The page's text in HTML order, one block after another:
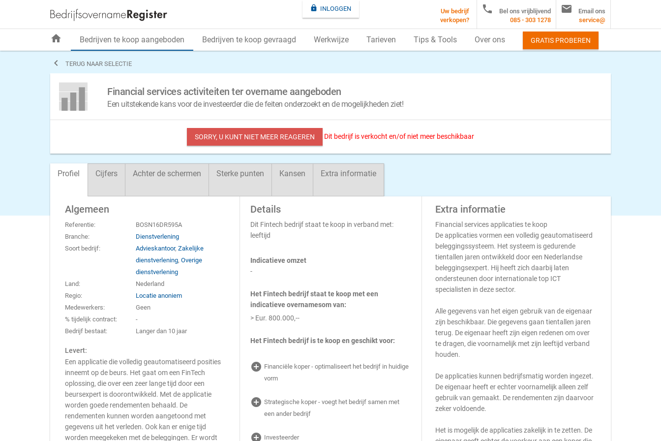
 TERUG NAAR SELECTIE
Financial services activiteiten ter overname aangeboden
Een uitstekende kans voor de investeerder die de feiten onderzoekt en de mogelijkheden ziet!
SORRY, U KUNT NIET MEER REAGEREN Dit bedrijf is verkocht en/of niet meer beschikbaar
Profiel Cijfers Achter de schermen Sterke punten Kansen Extra informatie
Algemeen
Referentie:
BOSN16DR595A
Branche:
Dienstverlening
Soort bedrijf:
Advieskantoor,Zakelijke
dienstverlening,Overige
dienstverlening
Land:
Nederland
Regio:
Locatie anoniem
Medewerkers:
Geen
% tijdelijk contract:
-
Bedrijf bestaat:
Langer dan 10 jaar
Levert:
Een applicatie die volledig geautomatiseerd posities
inneemt op de beurs. Het gaat om een FinTech
oplossing, die over een zeer lange tijd door een
beursexpert is doorontwikkeld. Met de applicatie
worden goede rendementen behaald. De
rendementen kunnen worden aangetoond met
gegevens uit het verleden. Ook kan er enige tijd
worden meegekeken met de beleggingen. Er wordt
Details
Dit Fintech bedrijf staat te koop in verband met:
leeftijd
Indicatieve omzet
-
Het Fintech bedrijf staat te koop met een
indicatieve overnamesom van:
> Eur. 800.000,--
Het Fintech bedrijf is te koop en geschikt voor:
add_circle Financiële koper - optimaliseert het bedrijf in huidige
vorm
add_circle Strategische koper - voegt het bedrijf samen met
een ander bedrijf
add_circle Investeerder
Extra informatie
Financial services applicaties te koop
De applicaties vormen een volledig geautomatiseerd
beleggingssysteem. Het systeem is gedurende
tientallen jaren ontwikkeld door een Nederlandse
beleggingsexpert. Hij heeft zich daarbij laten
ondersteunen door internationale top ICT
specialisten in deze sector.
Alle gegevens van het eigen gebruik van de eigenaar
zijn beschikbaar. Die gegevens gaan tientallen jaren
terug. De eigenaar heeft zijn eigen redenen om over
te dragen, die voornamelijk met zijn leeftijd verband
houden.
De applicaties kunnen bedrijfsmatig worden ingezet.
De eigenaar heeft er echter voornamelijk alleen zelf
gebruik van gemaakt. De rendementen zijn daarvoor
zeker voldoende.
Het is mogelijk de applicaties zakelijk in te zetten. De
 INLOGGEN
Uw bedrijf
verkopen?

Bel ons vrijblijvend
085 - 303 1278

Email ons
service@
home Bedrijven te koop aangeboden Bedrijven te koop gevraagd Werkwijze Tarieven Tips & Tools Over ons GRATIS PROBEREN